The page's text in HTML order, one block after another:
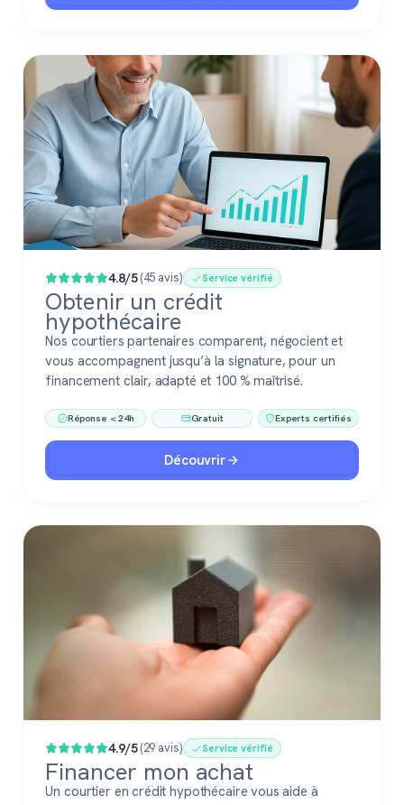
4.8/5(45 avis) Service vérifié
Obtenir un crédit
hypothécaire
Nos courtiers partenaires comparent, négocient et
vous accompagnent jusqu’à la signature, pour un
financement clair, adapté et 100 % maîtrisé.
Réponse < 24h Gratuit Experts certifiés
Découvrir
4.9/5(29 avis) Service vérifié
Financer mon achat
Un courtier en crédit hypothécaire vous aide à